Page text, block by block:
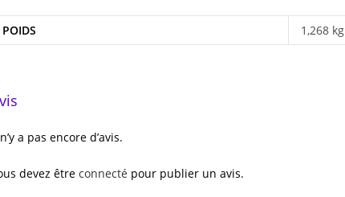
POIDS 1,268 kg
a pas encore d’avis.
devez être connecté pour publier un avis.